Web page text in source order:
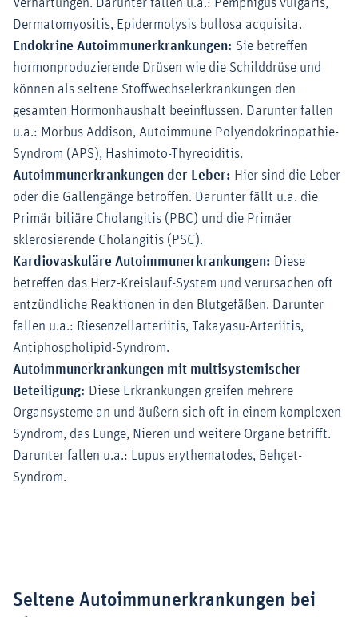
Verhärtungen. Darunter fallen u.a.: Pemphigus vulgaris,
Dermatomyositis, Epidermolysis bullosa acquisita.
Endokrine Autoimmunerkrankungen: Sie betreffen
hormonproduzierende Drüsen wie die Schilddrüse und
können als seltene Stoffwechselerkrankungen den
gesamten Hormonhaushalt beeinflussen. Darunter fallen
u.a.: Morbus Addison, Autoimmune Polyendokrinopathie-
Syndrom (APS), Hashimoto-Thyreoiditis.
Autoimmunerkrankungen der Leber: Hier sind die Leber
oder die Gallengänge betroffen. Darunter fällt u.a. die
Primär biliäre Cholangitis (PBC) und die Primäer
sklerosierende Cholangitis (PSC).
Kardiovaskuläre Autoimmunerkrankungen: Diese
betreffen das Herz-Kreislauf-System und verursachen oft
entzündliche Reaktionen in den Blutgefäßen. Darunter
fallen u.a.: Riesenzellarteriitis, Takayasu-Arteriitis,
Antiphospholipid-Syndrom.
Autoimmunerkrankungen mit multisystemischer
Beteiligung: Diese Erkrankungen greifen mehrere
Organsysteme an und äußern sich oft in einem komplexen
Syndrom, das Lunge, Nieren und weitere Organe betrifft.
Darunter fallen u.a.: Lupus erythematodes, Behçet-
Syndrom.
Seltene Autoimmunerkrankungen bei